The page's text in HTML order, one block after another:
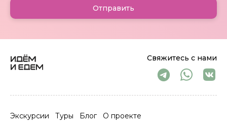
Свяжитесь с нами
Экскурсии Туры Блог
О проекте
Отправить